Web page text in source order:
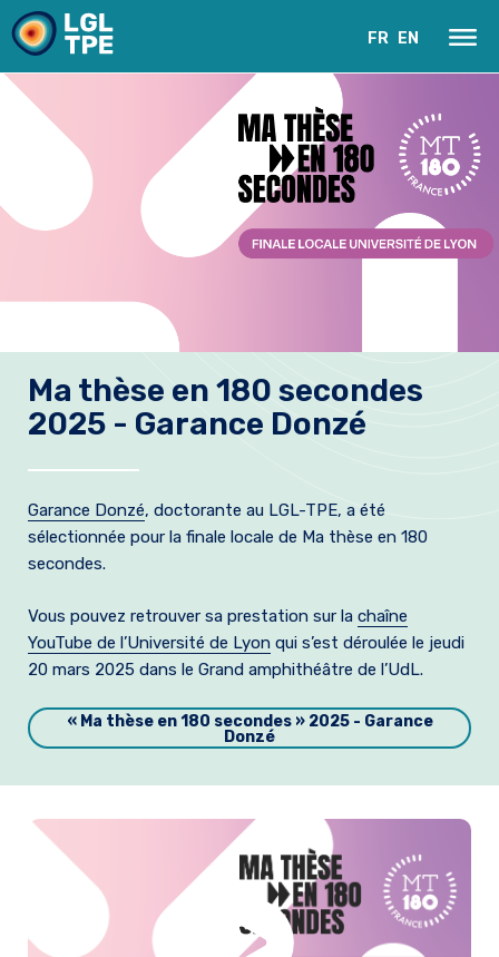
Recherche
Instrumentation
Formation et emplois
Infos pratiques
FR EN
Ma thèse en 180 secondes
2025 - Garance Donzé
Garance Donzé, doctorante au LGL-TPE, a été
sélectionnée pour la finale locale de Ma thèse en 180
secondes.
Vous pouvez retrouver sa prestation sur la chaîne
YouTube de l’Université de Lyon qui s’est déroulée le jeudi
20 mars 2025 dans le Grand amphithéâtre de l’UdL.
« Ma thèse en 180 secondes » 2025 - Garance
Donzé